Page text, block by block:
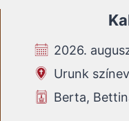
2026.
Urunk
Berta,